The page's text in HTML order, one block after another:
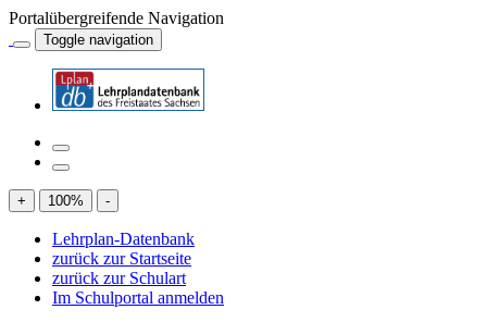
Portalübergreifende Navigation
Toggle navigation
+ 100% -
Lehrplan-Datenbank
zurück zur Startseite
zurück zur Schulart
Im Schulportal anmelden